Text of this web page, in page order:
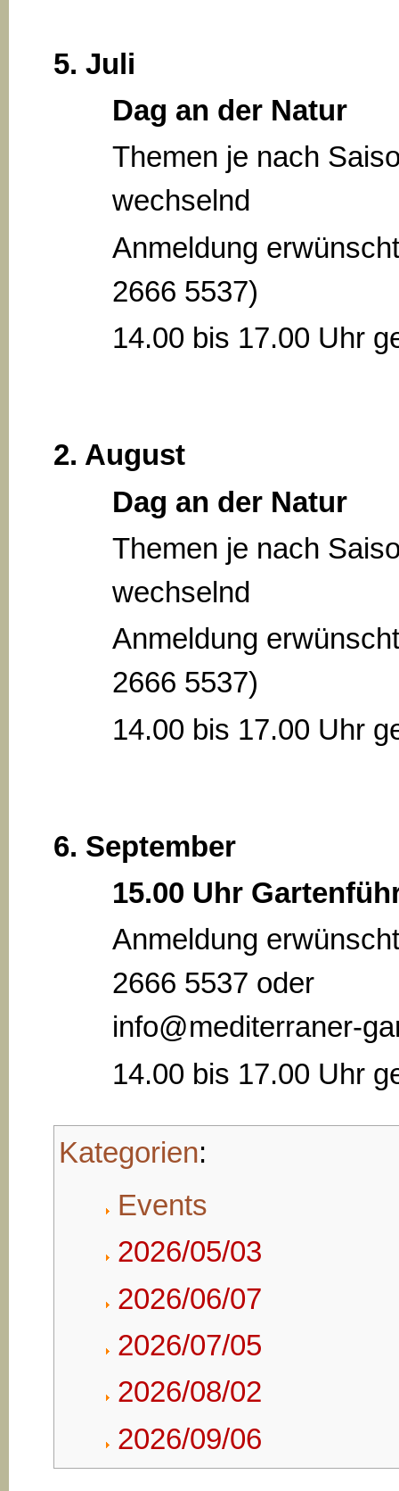
5. Juli
Dag an der Natur
Themen je nach
wechselnd
Anmeldung
2666 5537)
14.00 bis 17.00 Uhr
2. August
Dag an der Natur
Themen je nach
wechselnd
Anmeldung
2666 5537)
14.00 bis 17.00 Uhr
6. September
15.00 Uhr
Anmeldung
2666 5537 oder
info@mediterraner-
14.00 bis 17.00 Uhr
Kategorien:
Events
2026/05/03
2026/06/07
2026/07/05
2026/08/02
2026/09/06